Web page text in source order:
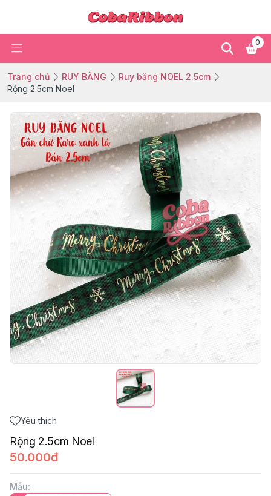
0
Trang chủ RUY BĂNG
Ruy băng NOEL 2.5cm
Rộng 2.5cm Noel
Yêu thích
Rộng 2.5cm Noel
50.000đ
Mẫu: